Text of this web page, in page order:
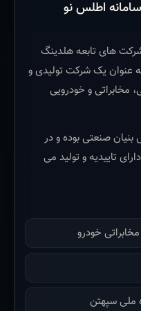
اطلس نو
های تابعه هلدینگ
پیمایش است که از سال ۱۳۹۶ به عنوان یک شرکت تولیدی و
مخابراتی و خودرویی
صنعتی بوده و در
تاییدیه و تولید می
خودرو
ملی سپهتن